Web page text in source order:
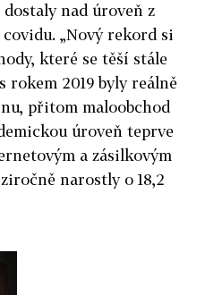
nad úroveň z
„Nový rekord si
které se těší stále
rokem 2019 byly reálně
přitom maloobchod
úroveň teprve
a zásilkovým
narostly o 18,2